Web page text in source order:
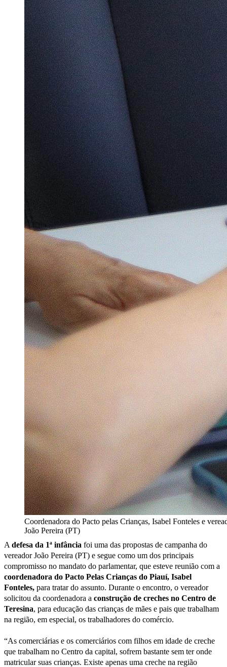
Coordenadora do Pacto pelas Crianças, Isabel Fonteles e
João Pereira (PT)
A defesa da 1ª infância foi uma das propostas de campanha do
vereador João Pereira (PT) e segue como um dos principais
compromisso no mandato do parlamentar, que esteve reunião com a
coordenadora do Pacto Pelas Crianças do Piauí, Isabel
Fonteles, para tratar do assunto. Durante o encontro, o vereador
solicitou da coordenadora a construção de creches no Centro de
Teresina, para educação das crianças de mães e pais que trabalham
na região, em especial, os trabalhadores do comércio.
“As comerciárias e os comerciários com filhos em idade de creche
que trabalham no Centro da capital, sofrem bastante sem ter onde
matricular suas crianças. Existe apenas uma creche na região